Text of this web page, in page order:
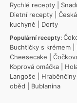
Rychlé recepty
Dietní recepty
kuchyně
Dorty
Populární recepty:
Buchtičky s krémem
Cheesecake
Koprová omáčka
Langoše
oběd
Bublanina